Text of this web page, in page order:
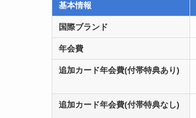
基本情報
国際ブランド
年会費
追加カード年会費(付帯特典あり)
追加カード年会費(付帯特典なし)